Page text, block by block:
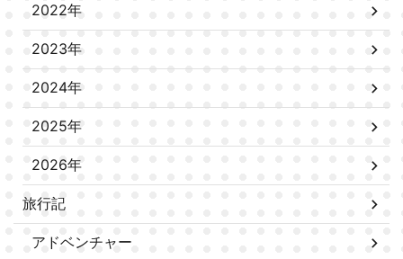
2022年
2023年
2024年
2025年
2026年
旅行記
アドベンチャー